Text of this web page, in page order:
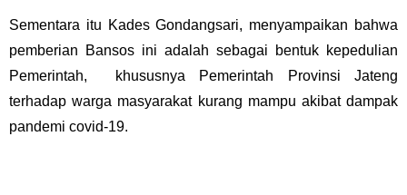
Sementara itu Kades Gondangsari, menyampaikan bahwa
pemberian Bansos ini adalah sebagai bentuk kepedulian
Pemerintah, khususnya Pemerintah Provinsi Jateng
terhadap warga masyarakat kurang mampu akibat dampak
pandemi covid-19.